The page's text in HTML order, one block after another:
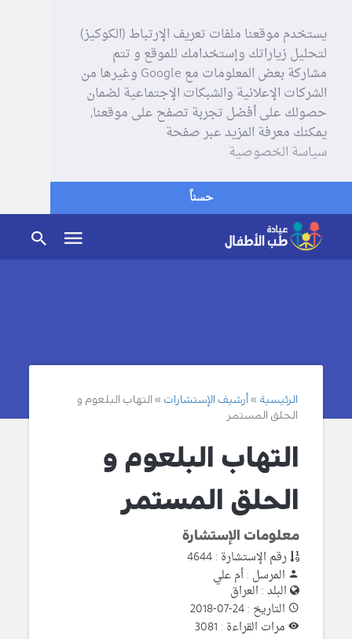
يستخدم موقعنا ملفات تعريف الإرتباط (الكوكيز)
لتحليل زياراتك وإستخدامك للموقع و تتم
مشاركة بعض المعلومات مع Google وغيرها من
الشركات الإعلانية والشبكات الإجتماعية لضمان
حصولك على أفضل تجربة تصفح على موقعنا,
يمكنك معرفة المزيد عبر صفحة
سياسة الخصوصية
حسناً
الرئيسية أرشيف الإستشارات
التهاب البلعوم و
الحلق المستمر
التهاب البلعوم و
الحلق المستمر
معلومات الإستشارة
رقم الإستشارة : 4644
المرسل : أم علي
البلد : العراق
التاريخ : 24-07-2018
مرات القراءة : 3081